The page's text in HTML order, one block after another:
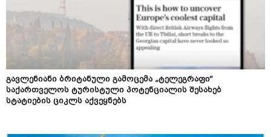
გავლენიანი ბრიტანული გამოცემა „ტელეგრაფი“
საქართველოს ტურისტული პოტენციალის შესახებ
სტატიების ციკლს აქვეყნებს